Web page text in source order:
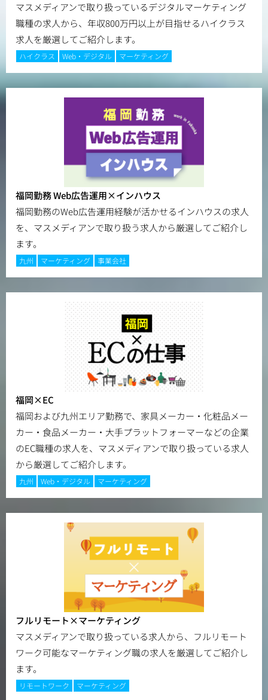
マスメディアンで取り扱っているデジタルマーケティング
職種の求人から、年収800万円以上が目指せるハイクラス
求人を厳選してご紹介します。
ハイクラス Web・デジタル マーケティング
福岡勤務 Web広告運用×インハウス
福岡勤務のWeb広告運用経験が活かせるインハウスの求人
を、マスメディアンで取り扱う求人から厳選してご紹介し
ます。
九州 マーケティング 事業会社
福岡×EC
福岡および九州エリア勤務で、家具メーカー・化粧品メー
カー・食品メーカー・大手プラットフォーマーなどの企業
のEC職種の求人を、マスメディアンで取り扱っている求人
から厳選してご紹介します。
九州 Web・デジタル マーケティング
フルリモート×マーケティング
マスメディアンで取り扱っている求人から、フルリモート
ワーク可能なマーケティング職の求人を厳選してご紹介し
ます。
リモートワーク マーケティング